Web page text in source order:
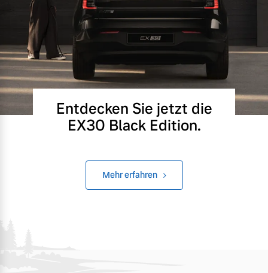
Entdecken Sie jetzt die
EX30 Black Edition.
Mehr erfahren